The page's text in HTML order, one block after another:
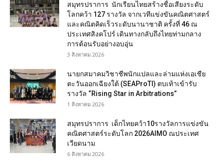
สมุทรปราการ นักเรียนไทยสร้างชื่อเสียงระดับ
โลกคว้า 127 รางวัล จากเวทีแข่งขันคณิตศาสตร์
และคณิตคิดเร็วระดับนานาชาติ ครั้งที่ 46 ณ
ประเทศสิงคโปร์ เดินทางกลับถึงไทยท่ามกลาง
การต้อนรับอย่างอบอุ่น
3 สิงหาคม 2026
นายกสมาคมวิชาชีพนักแปลและล่ามแห่งเอเชีย
ตะวันออกเฉียงใต้ (SEAProTI) ตบเท้าเข้ารับ
รางวัล “Rising Star in Arbitrations”
1 สิงหาคม 2026
สมุทรปราการ เด็กไทยคว้า10รางวัลการแข่งขัน
คณิตศาสตร์ระดับโลก 2026AIMO ณประเทศ
เวียดนาม
6 สิงหาคม 2026